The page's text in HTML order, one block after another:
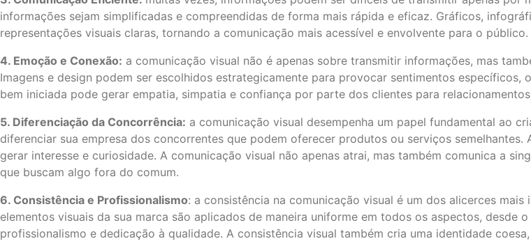
informações sejam simplificadas e compreendidas de forma mais rápida e eficaz. Gráficos,
representações visuais claras, tornando a comunicação mais acessível e envolvente para o público.
4. Emoção e Conexão: a comunicação visual não é apenas sobre transmitir informações, mas
Imagens e design podem ser escolhidos estrategicamente para provocar sentimentos
bem iniciada pode gerar empatia, simpatia e confiança por parte dos clientes para
5. Diferenciação da Concorrência: a comunicação visual desempenha um papel fundamental ao
diferenciar sua empresa dos concorrentes que podem oferecer produtos ou serviços
gerar interesse e curiosidade. A comunicação visual não apenas atrai, mas também comunica a
que buscam algo fora do comum.
6. Consistência e Profissionalismo: a consistência na comunicação visual é um dos alicerces
elementos visuais da sua marca são aplicados de maneira uniforme em todos os aspectos, desde
profissionalismo e dedicação à qualidade. A consistência visual também cria uma identidade